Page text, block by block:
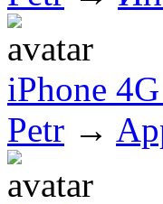
iPhone
Petr →